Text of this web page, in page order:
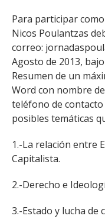
Para participar
Nicos Poulantzas
correo:
Agosto de 2013,
Resumen de un
Word con nombre
teléfono de
posibles temáticas
1.-La relación entre
Capitalista.
2.-Derecho e
3.-Estado y lucha de